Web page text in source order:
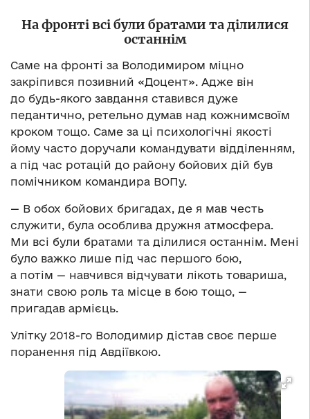
На фронті всі були братами та ділилися
останнім
Саме на фронті за Володимиром міцно
закріпився позивний «Доцент». Адже він
до будь-якого завдання ставився дуже
педантично, ретельно думав над кожнимсвоїм
кроком тощо. Саме за ці психологічні якості
йому часто доручали командувати відділенням,
а під час ротацій до району бойових дій був
помічником командира ВОПу.
— В обох бойових бригадах, де я мав честь
служити, була особлива дружня атмосфера.
Ми всі були братами та ділилися останнім. Мені
було важко лише під час першого бою,
а потім — навчився відчувати лікоть товариша,
знати свою роль та місце в бою тощо, —
пригадав армієць.
Улітку 2018-го Володимир дістав своє перше
поранення під Авдіївкою.